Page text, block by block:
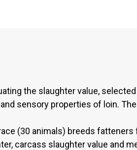
the slaughter value,
sensory properties of loin.
(30 animals) breeds
carcass slaughter value and